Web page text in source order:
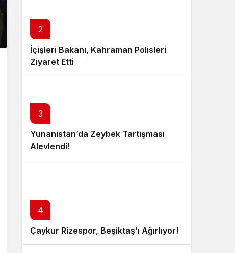
2
İçişleri Bakanı, Kahraman Polisleri
Ziyaret Etti
3
Yunanistan’da Zeybek Tartışması
Alevlendi!
4
Çaykur Rizespor, Beşiktaş’ı Ağırlıyor!